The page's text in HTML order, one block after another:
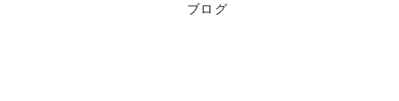
ブログ